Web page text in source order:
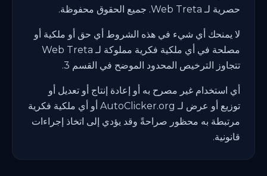
حصرية لـ Web Treta. جميع الحقوق محفوظة.
لا يمنحك أي شيء في هذه الشروط أي حق أو ملكية أو
مصلحة في أي ملكية فكرية مملوكة لـ Web Treta
تتجاوز الترخيص المحدود الموضح في القسم 3.
أي استخدام غير مصرح به أو إعادة إنتاج أو تعديل أو
توزيع أو عرض لـ AutoClicker.org أو أي ملكية فكرية
مرتبطة به محظور صراحةً وقد يؤدي إلى اتخاذ إجراءات
قانونية.